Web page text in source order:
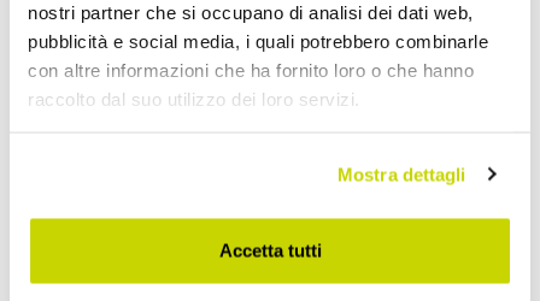
nostri partner che si occupano di analisi dei dati web,
pubblicità e social media, i quali potrebbero combinarle
con altre informazioni che ha fornito loro o che hanno
raccolto dal suo utilizzo dei loro servizi.
Mostra dettagli
Accetta tutti
VIADURINI LIVING VIADURINI LIVING